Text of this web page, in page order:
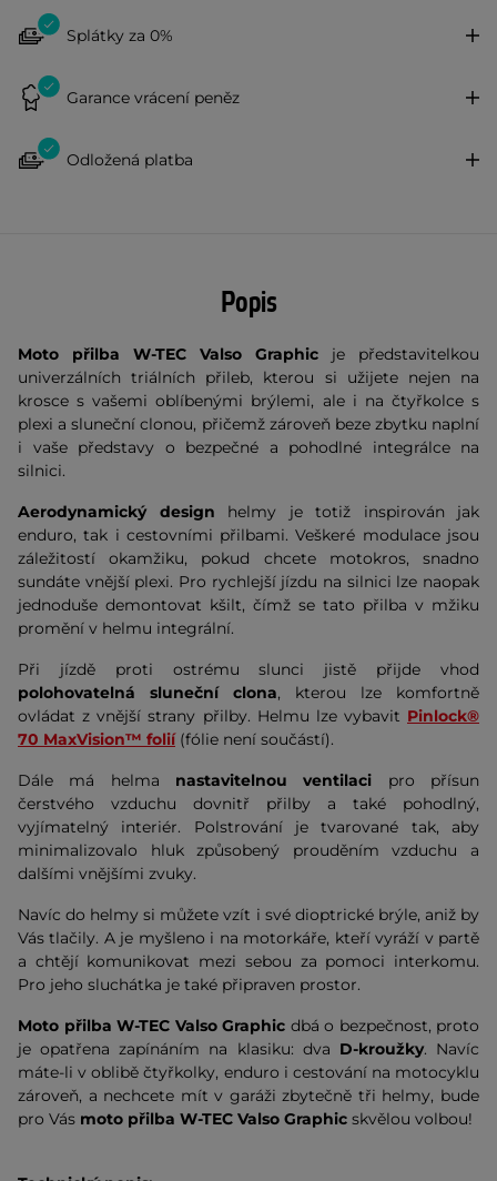
Splátky za 0%
Garance vrácení peněz
Odložená platba
Popis
Moto přilba W-TEC Valso Graphic je představitelkou
univerzálních triálních přileb, kterou si užijete nejen na
krosce s vašemi oblíbenými brýlemi, ale i na čtyřkolce s
plexi a sluneční clonou, přičemž zároveň beze zbytku naplní
i vaše představy o bezpečné a pohodlné integrálce na
silnici.
Aerodynamický design helmy je totiž inspirován jak
enduro, tak i cestovními přilbami. Veškeré modulace jsou
záležitostí okamžiku, pokud chcete motokros, snadno
sundáte vnější plexi. Pro rychlejší jízdu na silnici lze naopak
jednoduše demontovat kšilt, čímž se tato přilba v mžiku
promění v helmu integrální.
Při jízdě proti ostrému slunci jistě přijde vhod
polohovatelná sluneční clona, kterou lze komfortně
ovládat z vnější strany přilby. Helmu lze vybavit Pinlock®
70 MaxVision™ folií(fólie není součástí).
Dále má helma nastavitelnou ventilaci pro přísun
čerstvého vzduchu dovnitř přilby a také pohodlný,
vyjímatelný interiér. Polstrování je tvarované tak, aby
minimalizovalo hluk způsobený prouděním vzduchu a
dalšími vnějšími zvuky.
Navíc do helmy si můžete vzít i své dioptrické brýle, aniž by
Vás tlačily. A je myšleno i na motorkáře, kteří vyráží v partě
a chtějí komunikovat mezi sebou za pomoci interkomu.
Pro jeho sluchátka je také připraven prostor.
Moto přilba W-TEC Valso Graphic dbá o bezpečnost, proto
je opatřena zapínáním na klasiku: dva D-kroužky. Navíc
máte-li v oblibě čtyřkolky, enduro i cestování na motocyklu
zároveň, a nechcete mít v garáži zbytečně tři helmy, bude
pro Vás moto přilba W-TEC Valso Graphic skvělou volbou!